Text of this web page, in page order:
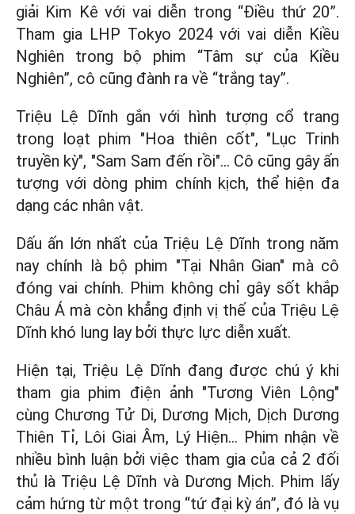
giải Kim Kê với vai diễn trong “Điều thứ 20”.
Tham gia LHP Tokyo 2024 với vai diễn Kiều
Nghiên trong bộ phim “Tâm sự của Kiều
Nghiên”, cô cũng đành ra về “trắng tay”.
Triệu Lệ Dĩnh gắn với hình tượng cổ trang
trong loạt phim "Hoa thiên cốt", "Lục Trinh
truyền kỳ", "Sam Sam đến rồi"... Cô cũng gây ấn
tượng với dòng phim chính kịch, thể hiện đa
dạng các nhân vật.
Dấu ấn lớn nhất của Triệu Lệ Dĩnh trong năm
nay chính là bộ phim "Tại Nhân Gian" mà cô
đóng vai chính. Phim không chỉ gây sốt khắp
Châu Á mà còn khẳng định vị thế của Triệu Lệ
Dĩnh khó lung lay bởi thực lực diễn xuất.
Hiện tại, Triệu Lệ Dĩnh đang được chú ý khi
tham gia phim điện ảnh "Tương Viên Lộng"
cùng Chương Tử Di, Dương Mịch, Dịch Dương
Thiên Tỉ, Lôi Giai Âm, Lý Hiện... Phim nhận về
nhiều bình luận bởi việc tham gia của cả 2 đối
thủ là Triệu Lệ Dĩnh và Dương Mịch. Phim lấy
cảm hứng từ một trong “tứ đại kỳ án”, đó là vụ